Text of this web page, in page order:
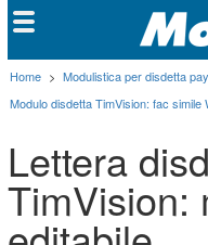
Home > Modulistica per disdetta
Modulo disdetta TimVision: fac simile
Lettera
TimVision: